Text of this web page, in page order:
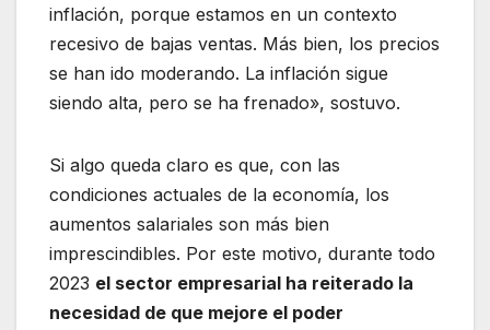
inflación, porque estamos en un contexto
recesivo de bajas ventas. Más bien, los precios
se han ido moderando. La inflación sigue
siendo alta, pero se ha frenado», sostuvo.
Si algo queda claro es que, con las
condiciones actuales de la economía, los
aumentos salariales son más bien
imprescindibles. Por este motivo, durante todo
2023 el sector empresarial ha reiterado la
necesidad de que mejore el poder